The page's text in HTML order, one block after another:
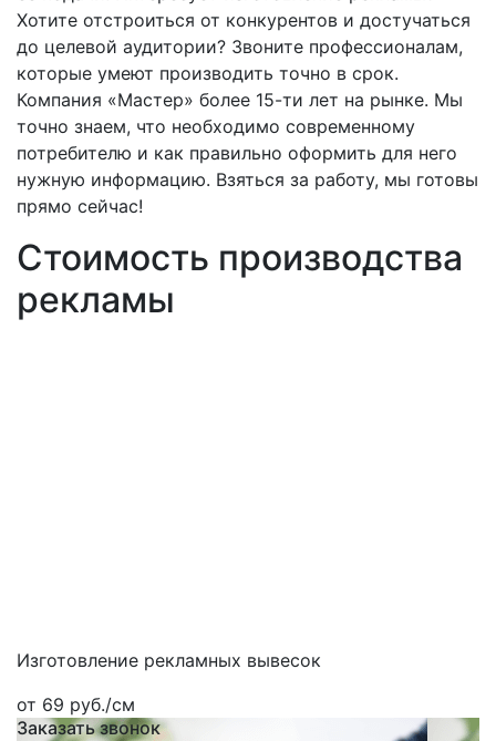
Хотите отстроиться от конкурентов и достучаться
до целевой аудитории? Звоните профессионалам,
которые умеют производить точно в срок.
Компания «Мастер» более 15-ти лет на рынке. Мы
точно знаем, что необходимо современному
потребителю и как правильно оформить для него
нужную информацию. Взяться за работу, мы готовы
прямо сейчас!
Стоимость производства
рекламы
Изготовление рекламных вывесок
от 69 руб./см
Заказать звонок